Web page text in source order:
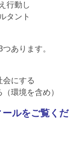
行動し
タント
あります。
会にする
環境を含め）
ルをご覧くだ